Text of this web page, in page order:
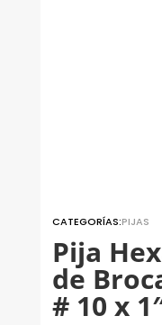
CATEGORÍAS:PIJAS
Pija
de
# 10 x